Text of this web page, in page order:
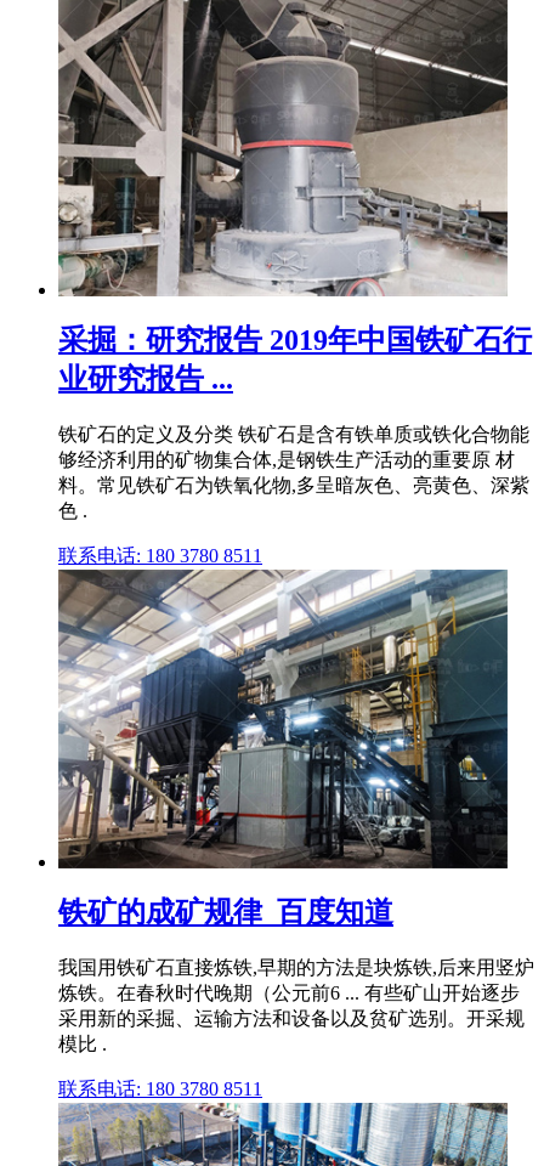
采掘：研究报告 2019年中国铁矿石行
业研究报告 ...
铁矿石的定义及分类 铁矿石是含有铁单质或铁化合物能
够经济利用的矿物集合体,是钢铁生产活动的重要原 材
料。常见铁矿石为铁氧化物,多呈暗灰色、亮黄色、深紫
色 .
联系电话: 180 3780 8511
铁矿的成矿规律_百度知道
我国用铁矿石直接炼铁,早期的方法是块炼铁,后来用竖炉
炼铁。在春秋时代晚期（公元前6 ... 有些矿山开始逐步
采用新的采掘、运输方法和设备以及贫矿选别。开采规
模比 .
联系电话: 180 3780 8511